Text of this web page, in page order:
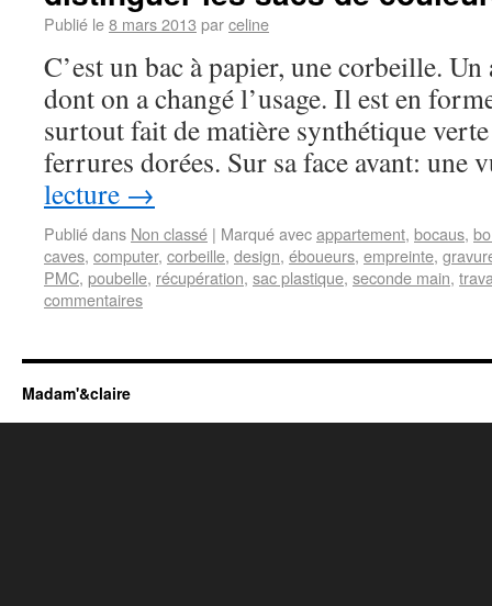
Publié le8 mars 2013 parceline
C’est un bac à papier, une corbeille.
dont on a changé l’usage. Il est en
surtout fait de matière synthétique verte
ferrures dorées. Sur sa face avant:
lecture →
Publié dans Non classé | Marqué avecappartement, bocaus,
caves, computer, corbeille, design, éboueurs, empreinte,
PMC, poubelle, récupération, sac plastique, seconde main,
commentaires
Madam'&claire